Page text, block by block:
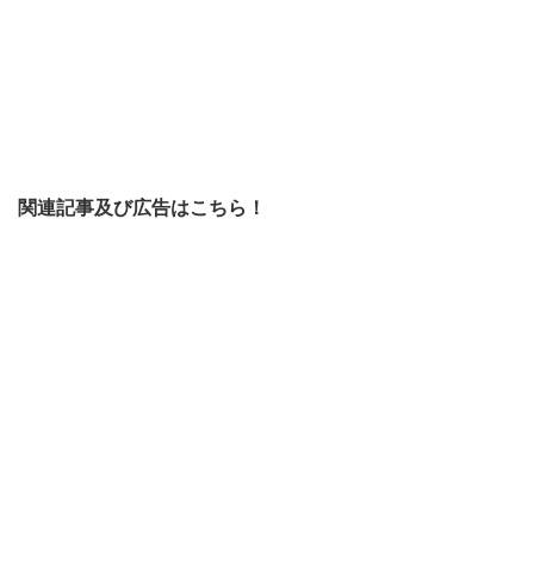
関連記事及び広告はこちら！